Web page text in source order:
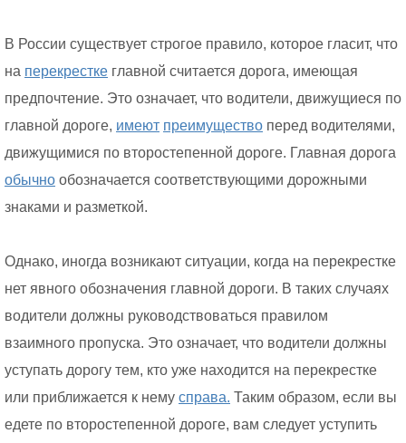
В России существует строгое правило, которое гласит, что
на перекрестке главной считается дорога, имеющая
предпочтение. Это означает, что водители, движущиеся по
главной дороге, имеют преимущество перед водителями,
движущимися по второстепенной дороге. Главная дорога
обычно обозначается соответствующими дорожными
знаками и разметкой.
Однако, иногда возникают ситуации, когда на перекрестке
нет явного обозначения главной дороги. В таких случаях
водители должны руководствоваться правилом
взаимного пропуска. Это означает, что водители должны
уступать дорогу тем, кто уже находится на перекрестке
или приближается к нему справа. Таким образом, если вы
едете по второстепенной дороге, вам следует уступить